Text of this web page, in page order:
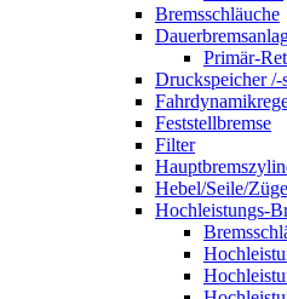
Bremsschläuche
Primär-
Druckspeicher /-
Feststellbremse
Filter
Hebel/Seile/Züge
Hochleistungs-